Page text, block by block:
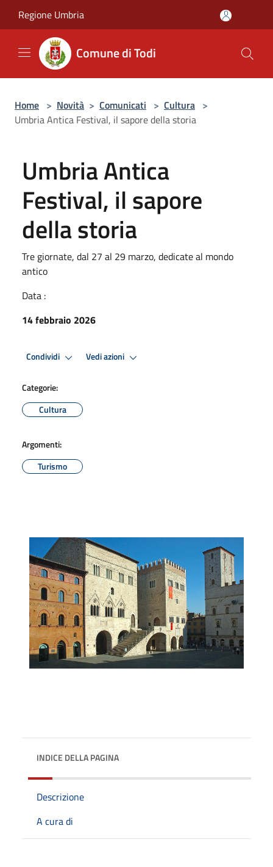
Regione Umbria
Comune di Todi
Home > Novità > Comunicati > Cultura >
Umbria Antica Festival, il sapore della storia
Umbria Antica
Festival, il sapore
della storia
Tre giornate, dal 27 al 29 marzo, dedicate al mondo
antico
Data :
14 febbraio 2026
Condividi Vedi azioni
Categorie:
Cultura
Argomenti:
Turismo
INDICE DELLA PAGINA
Descrizione
A cura di